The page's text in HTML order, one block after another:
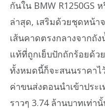
กันใน BMW R1250GS
ล่าสุด, เสริมด้วยชุดหน้า
เส้นคาดตรงกลางจากถั
แท้ที่ถูกเย็บปักถักร้อยด้ว
ทั้งหมดนี้ก็จะสนนราคาไ
ค่าขนส่งตอนนำเข้าประ
ราวๆ 3.74 ล้านบาทเท่า